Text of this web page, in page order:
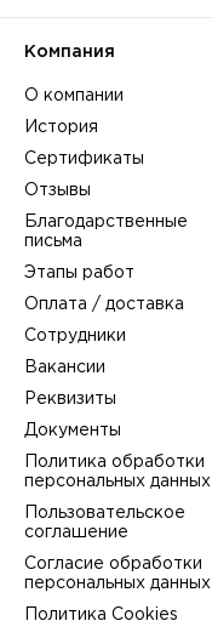
Компания
О компании
История
Сертификаты
Отзывы
Благодарственные
письма
Этапы работ
Оплата / доставка
Сотрудники
Вакансии
Реквизиты
Документы
Политика обработки
персональных данных
Пользовательское
соглашение
Согласие обработки
персональных данных
Политика Cookies